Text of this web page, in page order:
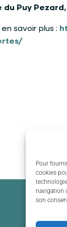
Pour
cookies
navigation
son
du Puy
en savoir plus :